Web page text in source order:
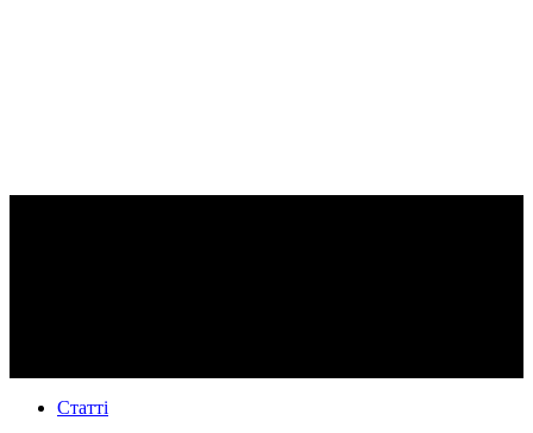
Статті